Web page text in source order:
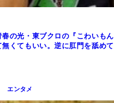
春の光・東ブクロの『こわいもん
くてもいい。逆に肛門を舐めて
エンタメ